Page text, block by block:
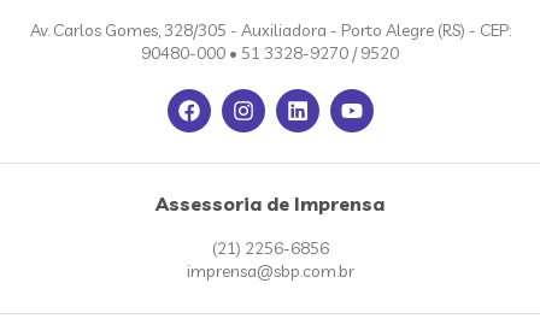
Av. Carlos Gomes, 328/305 - Auxiliadora - Porto Alegre (RS) - CEP:
90480-000 • 51 3328-9270 / 9520
Assessoria de Imprensa
(21) 2256-6856
imprensa@sbp.com.br